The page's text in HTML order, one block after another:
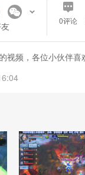
0评论
视频，各位小伙伴喜